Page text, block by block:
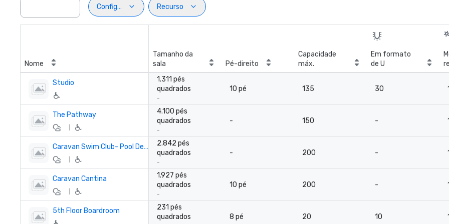
Configuração
Recurso
Nome
Tamanho da
sala
Pé-direito
Capacidade
máx.
Em formato
de U
Studio
1.311 pés
quadrados
-
10 pé 135 30
The Pathway
4.100 pés
quadrados
-
- 150 -
Caravan Swim Club- Pool Deck
2.842 pés
quadrados
-
- 200 -
Caravan Cantina
1.927 pés
quadrados
-
10 pé 200 -
5th Floor Boardroom
231 pés
quadrados
8 pé 20 10